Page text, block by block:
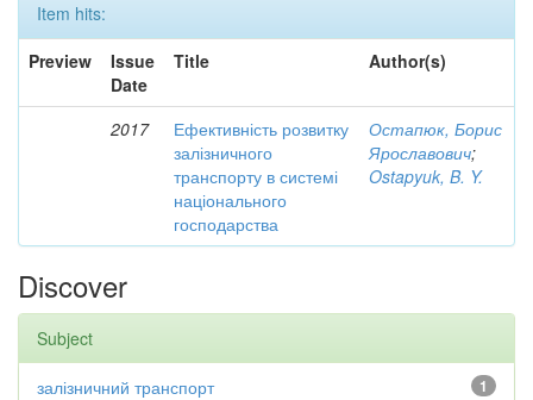
Item hits:
Preview
Issue
Date
Title Author(s)
2017
Ефективність розвитку
залізничного
транспорту в системі
національного
господарства
Остапюк, Борис
Ярославович;
Ostapyuk, B. Y.
Discover
Subject
1
залізничний транспорт